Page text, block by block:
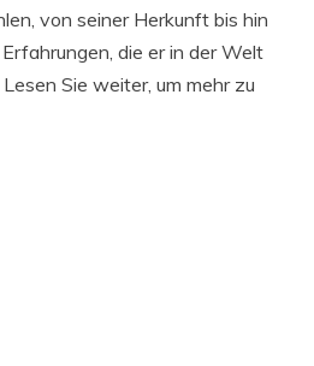
von seiner Herkunft bis hin
die er in der Welt
Sie weiter, um mehr zu